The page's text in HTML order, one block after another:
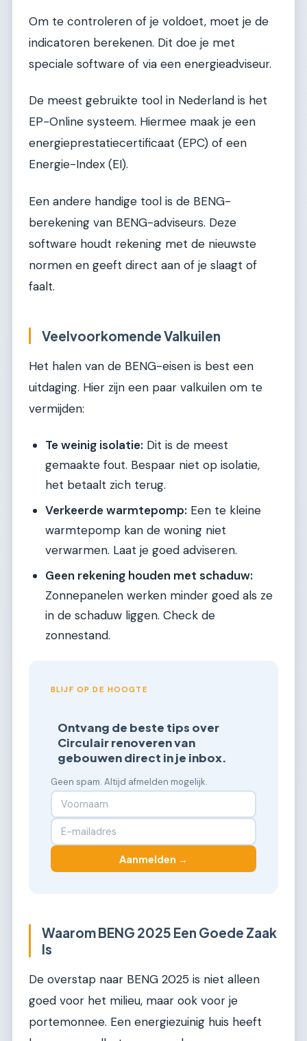
Om te controleren of je voldoet, moet je de
indicatoren berekenen. Dit doe je met
speciale software of via een energieadviseur.
De meest gebruikte tool in Nederland is het
EP-Online systeem. Hiermee maak je een
energieprestatiecertificaat (EPC) of een
Energie-Index (EI).
Een andere handige tool is de BENG-
berekening van BENG-adviseurs. Deze
software houdt rekening met de nieuwste
normen en geeft direct aan of je slaagt of
faalt.
Veelvoorkomende Valkuilen
Het halen van de BENG-eisen is best een
uitdaging. Hier zijn een paar valkuilen om te
vermijden:
Te weinig isolatie: Dit is de meest
gemaakte fout. Bespaar niet op isolatie,
het betaalt zich terug.
Verkeerde warmtepomp: Een te kleine
warmtepomp kan de woning niet
verwarmen. Laat je goed adviseren.
Geen rekening houden met schaduw:
Zonnepanelen werken minder goed als ze
in de schaduw liggen. Check de
zonnestand.
BLIJF OP DE HOOGTE
Ontvang de beste tips over
Circulair renoveren van
gebouwen direct in je inbox.
Geen spam. Altijd afmelden mogelijk.
Aanmelden →
Waarom BENG 2025 Een Goede Zaak
Is
De overstap naar BENG 2025 is niet alleen
goed voor het milieu, maar ook voor je
portemonnee. Een energiezuinig huis heeft